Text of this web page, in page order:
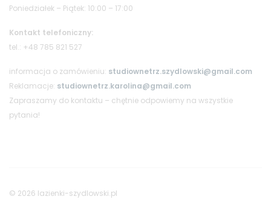
Poniedziałek – Piątek: 10:00 – 17:00
Kontakt telefoniczny:
tel.: +48 785 821 527
informacja o zamówieniu: studiownetrz.szydlowski@gmail.com
Reklamacje: studiownetrz.karolina@gmail.com
Zapraszamy do kontaktu – chętnie odpowiemy na wszystkie
pytania!
© 2026 lazienki-szydlowski.pl